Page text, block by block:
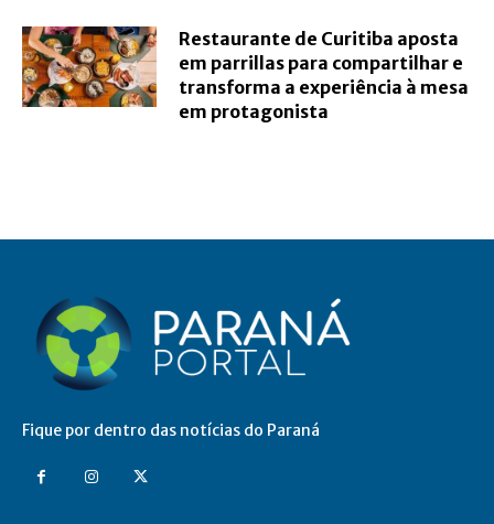
Restaurante de Curitiba aposta
em parrillas para compartilhar e
transforma a experiência à mesa
em protagonista
Fique por dentro das notícias do Paraná